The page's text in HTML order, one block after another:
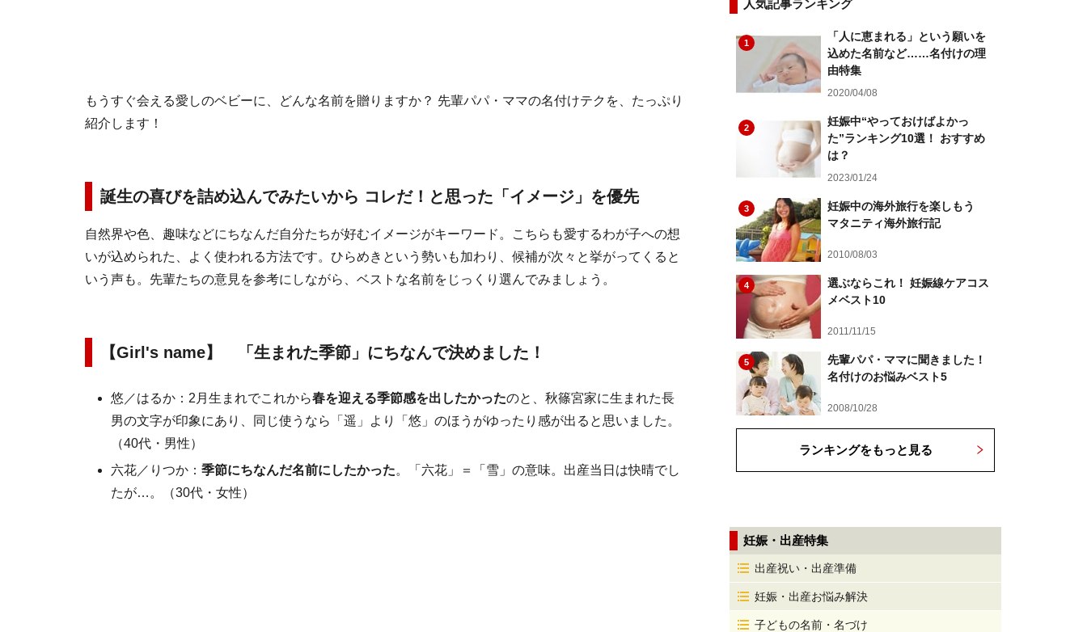
もうすぐ会える愛しのベビーに、どんな名前を贈りますか？ 先輩パパ・ママの名付けテクを、たっぷり
紹介します！
誕生の喜びを詰め込んでみたいから コレだ！と思った「イメージ」を優先
自然界や色、趣味などにちなんだ自分たちが好むイメージがキーワード。こちらも愛するわが子への想
いが込められた、よく使われる方法です。ひらめきという勢いも加わり、候補が次々と挙がってくると
いう声も。先輩たちの意見を参考にしながら、ベストな名前をじっくり選んでみましょう。
【Girl's name】 「生まれた季節」にちなんで決めました！
悠／はるか：2月生まれでこれから春を迎える季節感を出したかったのと、秋篠宮家に生まれた長
男の文字が印象にあり、同じ使うなら「遥」より「悠」のほうがゆったり感が出ると思いました。
（40代・男性）
六花／りつか： 季節にちなんだ名前にしたかった。「六花」＝「雪」の意味。出産当日は快晴でし
たが…。（30代・女性）
人気記事ランキング
1
「人に恵まれる」という願いを
込めた名前など……名付けの理
由特集
2020/04/08
2
妊娠中“やっておけばよかっ
た”ランキング10選！ おすすめ
は？
2023/01/24
3
妊娠中の海外旅行を楽しもう
マタニティ海外旅行記
2010/08/03
4
選ぶならこれ！ 妊娠線ケアコス
メベスト10
2011/11/15
5
先輩パパ・ママに聞きました！
名付けのお悩みベスト5
2008/10/28
ランキングをもっと見る
妊娠・出産特集
出産祝い・出産準備
妊娠・出産お悩み解決
子どもの名前・名づけ